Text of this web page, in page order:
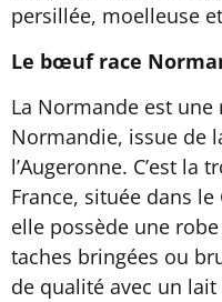
persillée, moelleuse
Le bœuf race
La Normande est
Normandie, issue de
l’Augeronne. C’est la
France, située dans
elle possède une
taches bringées ou
de qualité avec un